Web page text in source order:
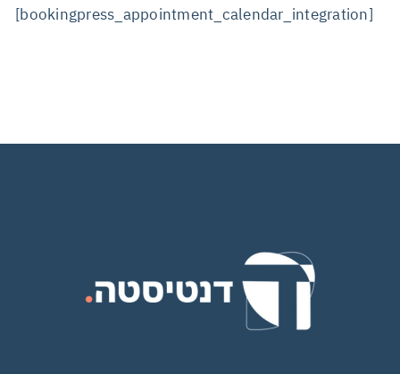
[bookingpress_appointment_calendar_integration]